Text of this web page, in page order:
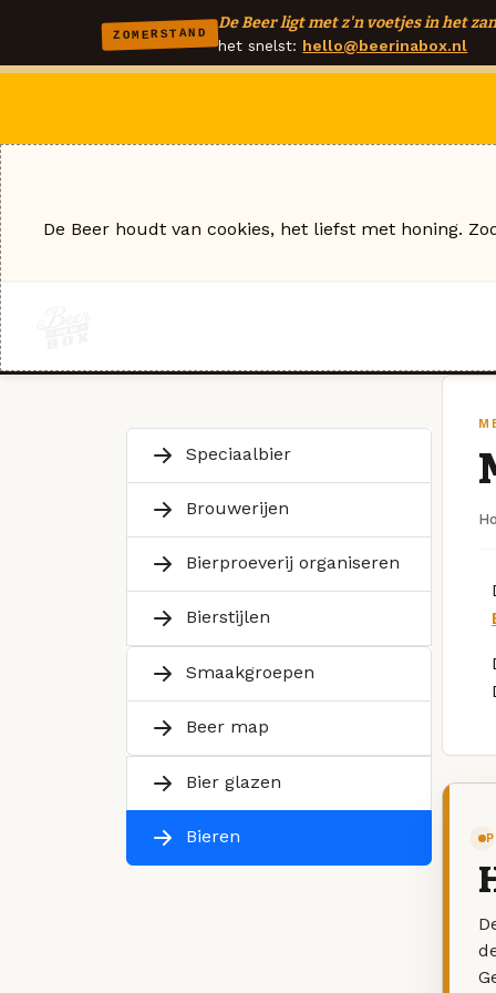
ZOMERSTAND
De Beer ligt met z'n voetjes in het
het snelst: hello@beerinabox.nl
Speciaalbier
Brouwerijen
Bierproeverij organiseren
Bierstijlen
Smaakgroepen
Beer map
Bier glazen
Bieren
De Beer houdt van cookies, het liefst met honing.